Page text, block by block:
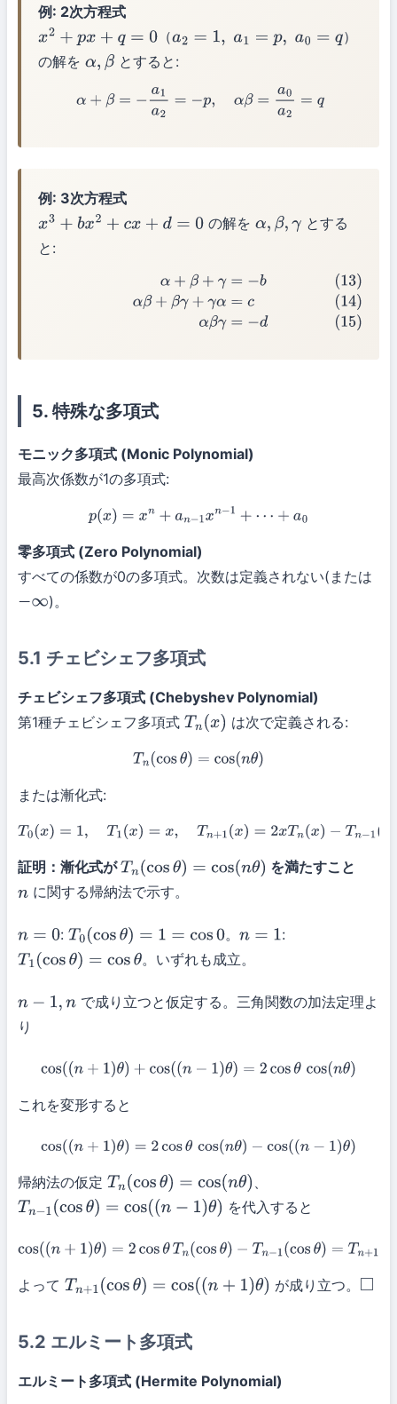
例: 2次方程式
x2 +p x+q =0 （a2 =1, a1= p,a 0= q
）
の解をα,β とすると:
α+ β= −a1 a2=−p,α =a0a2= q
例: 3次方程式
x3 +b x2+cx+d= 0 の解をα,β,γ
とする
と:
(14)α β+βγ+ γα =c(15)
5. 特殊な多項式
モニック多項式 (Monic Polynomial)
最高次係数が1の多項式:
p( x)=xn+ an−1xn−1+ ⋯ + a 0
零多項式 (Zero Polynomial)
すべての係数が0の多項式。次数は定義されない(または
−∞ )。
5.1 チェビシェフ多項式
チェビシェフ多項式 (Chebyshev Polynomial)
第1種チェビシェフ多項式 Tn(x) は次で定義される:
Tn(cosθ =cos(nθ)
または漸化式:
T0 )=1 ,T1( x)= x,T 1(x)=2xTn (x) −Tn−1(x)
証明：漸化式が Tn(cos θ)=cos(nθ)
を満たすこと
nに関する帰納法で示す。
n=0 :T0(cosθ)= 1= cos0 。 n=1
:
T 1(cosθ)= cosθ 。いずれも成立。
n−1, n
で成り立つと仮定する。三角関数の加法定理よ
り
cos ((n+1 )θ) +cos((n −1 )θ)=2 cosθcos (n θ)
これを変形すると
cos ((n+1 )θ) =2cosθ cos(nθ)− cos((n−1)θ )
帰納法の仮定 Tn(cosθ)= cos(nθ)
、
Tn−1(cosθ)= cos((n−1)θ ) を代入すると
cos ((n +1)θ) =2 cosθT n(cosθ)−Tn− 1( cosθ) =Tn+ 1(cos θ)
よって Tn+1(cosθ)= cos((n+1)θ ) が成り立つ。 ◻
5.2 エルミート多項式
エルミート多項式 (Hermite Polynomial)